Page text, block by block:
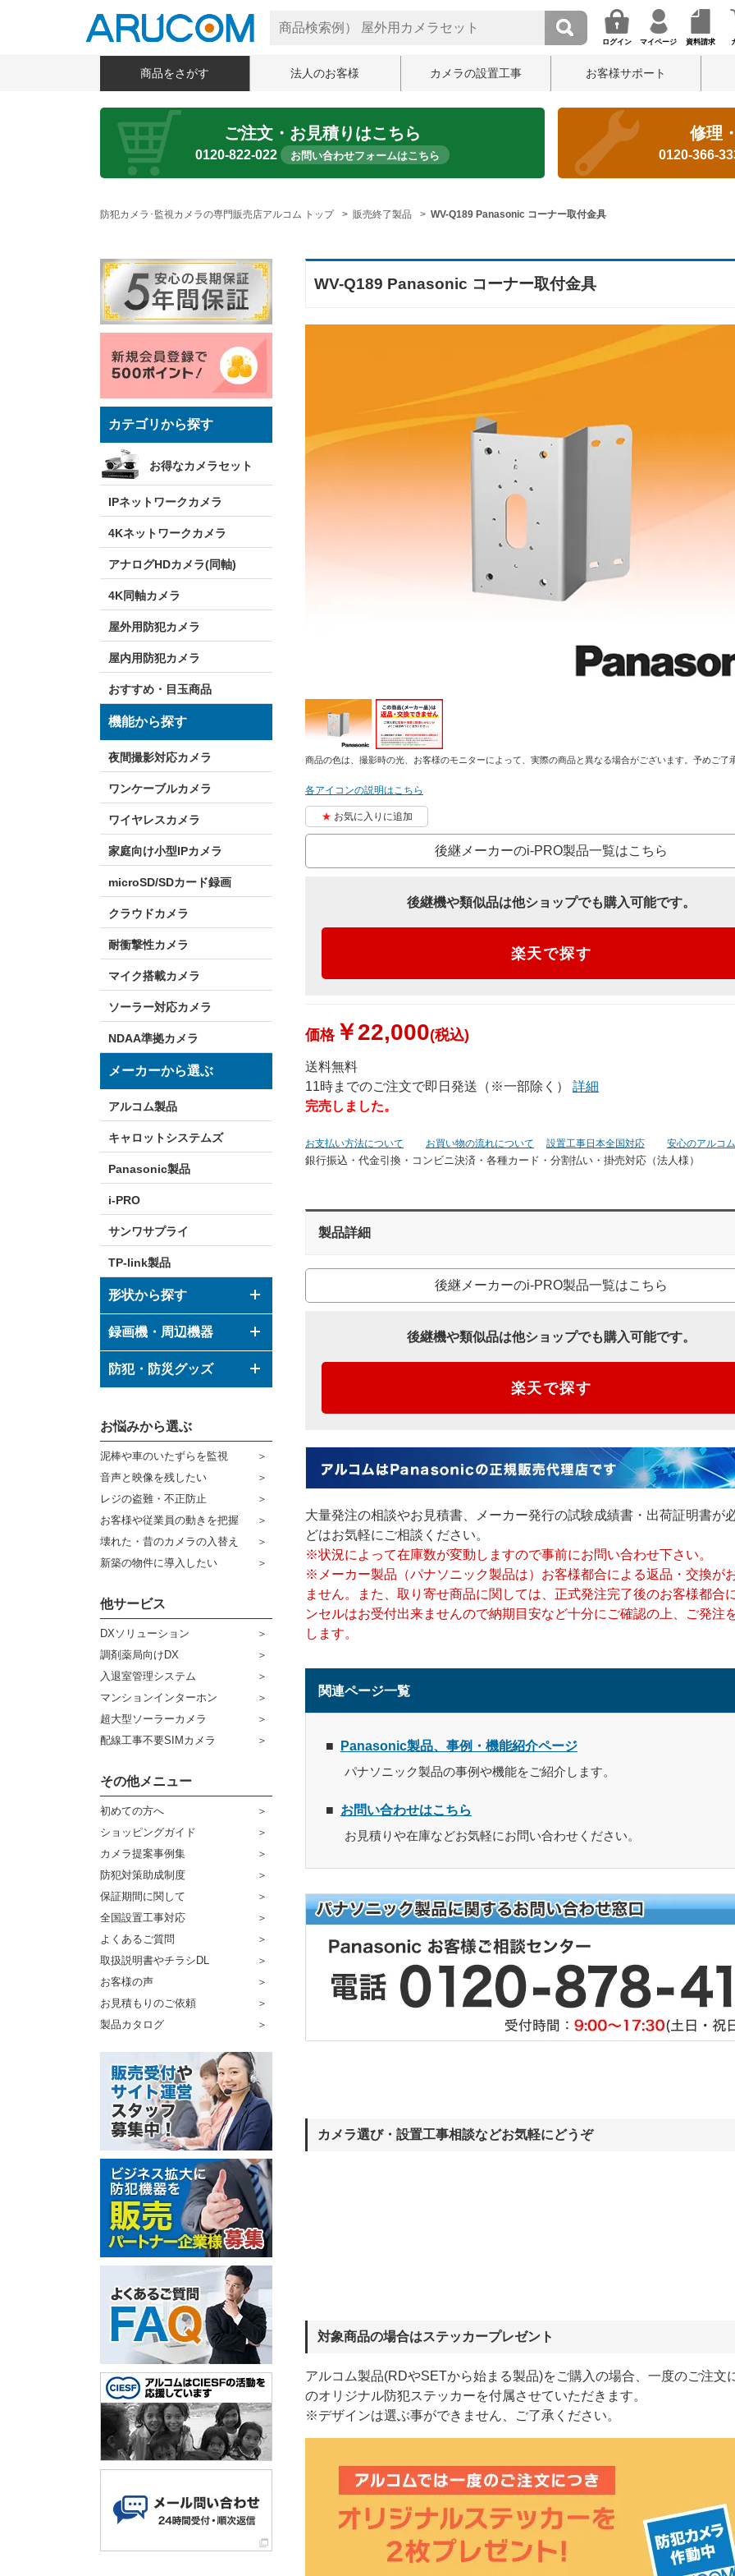
ログイン マイページ 資料請求
商品をさがす 法人のお客様 カメラの設置工事 お客様サポート
ご注文・お見積りはこちら
0120-822-022 お問い合わせフォームはこちら
修理
0120-366-
防犯カメラ･監視カメラの専門販売店アルコム トップ 販売終了製品 WV-Q189 Panasonic コーナー取付金具
カテゴリから探す
お得なカメラセット
IPネットワークカメラ
4Kネットワークカメラ
アナログHDカメラ(同軸)
4K同軸カメラ
屋外用防犯カメラ
屋内用防犯カメラ
おすすめ・目玉商品
機能から探す
夜間撮影対応カメラ
ワンケーブルカメラ
ワイヤレスカメラ
家庭向け小型IPカメラ
microSD/SDカード録画
クラウドカメラ
耐衝撃性カメラ
マイク搭載カメラ
ソーラー対応カメラ
NDAA準拠カメラ
メーカーから選ぶ
アルコム製品
キャロットシステムズ
Panasonic製品
i-PRO
サンワサプライ
TP-link製品
形状から探す
ドーム型カメラ
ボックス型カメラ
その他形状のカメラ
録画機・周辺機器
デジタルレコーダー
ハウジング
ブラケット
ケーブル
コネクター
その他周辺機器
防犯・防災グッズ
防災グッズ
センサーライト・アラーム
防犯ステッカー
宅配ボックス
販売終了商品
お悩みから選ぶ
泥棒や車のいたずらを監視
音声と映像を残したい
レジの盗難・不正防止
お客様や従業員の動きを把握
壊れた・昔のカメラの入替え
新築の物件に導入したい
他サービス
DXソリューション
調剤薬局向けDX
入退室管理システム
マンションインターホン
超大型ソーラーカメラ
配線工事不要SIMカメラ
その他メニュー
初めての方へ
ショッピングガイド
カメラ提案事例集
防犯対策助成制度
保証期間に関して
全国設置工事対応
よくあるご質問
取扱説明書やチラシDL
お客様の声
お見積もりのご依頼
製品カタログ
WV-Q189 Panasonic コーナー取付金具
商品の色は、撮影時の光、お客様のモニターによって、実際の商品と異なる場合がございます。予めご了
各アイコンの説明はこちら
お気に入りに追加
後継メーカーのi-PRO製品一覧はこちら
後継機や類似品は他ショップでも購入可能です。
楽天で探す
価格￥22,000(税込)
送料無料
11時までのご注文で即日発送（※一部除く） 詳細
完売しました。
お支払い方法について お買い物の流れについて 設置工事日本全国対応 安心のアルコ
銀行振込・代金引換・コンビニ決済・ 各種カード・分割払い・掛売対応（法人様）
製品詳細
後継メーカーのi-PRO製品一覧はこちら
後継機や類似品は他ショップでも購入可能です。
楽天で探す
大量発注の相談やお見積書、メーカー発行の試験成績書・出荷証明書が
どはお気軽にご相談ください。
※状況によって在庫数が変動しますので事前にお問い合わせ下さい。
※メーカー製品（パナソニック製品は）お客様都合による返品・交換が
ません。また、取り寄せ商品に関しては、正式発注完了後のお客様都合
ンセルはお受付出来ませんので納期目安など十分にご確認の上、ご発注
します。
関連ページ一覧
Panasonic製品、事例・機能紹介ページ
パナソニック製品の事例や機能をご紹介します。
お問い合わせはこちら
お見積りや在庫などお気軽にお問い合わせください。
カメラ選び・設置工事相談などお気軽にどうぞ
対象商品の場合はステッカープレゼント
アルコム製品(RDやSETから始まる製品)をご購入の場合、一度のご注文
のオリジナル防犯ステッカーを付属させていただきます。
※デザインは選ぶ事ができません、ご了承ください。